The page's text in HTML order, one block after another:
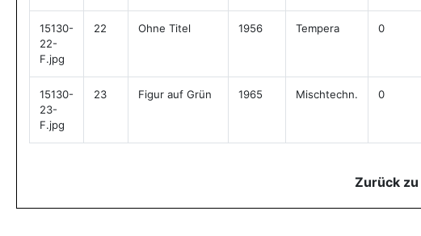
15130-
22-
F.jpg
22 Ohne Titel 1956 Tempera 0
15130-
23-
F.jpg
23 Figur auf Grün 1965 Mischtechn. 0
Zurück zu